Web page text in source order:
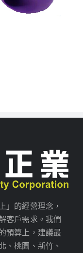
」的經營理念，
客戶需求。我們
預算上，建議最
、桃園、新竹、